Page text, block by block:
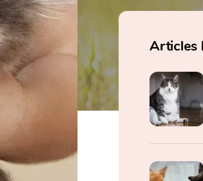
Articles